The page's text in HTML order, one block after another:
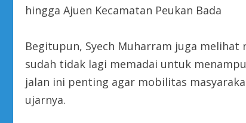
hingga Ajuen Kecamatan Peukan Bada
Begitupun, Syech Muharram juga
sudah tidak lagi memadai untuk
jalan ini penting agar mobilitas
ujarnya.